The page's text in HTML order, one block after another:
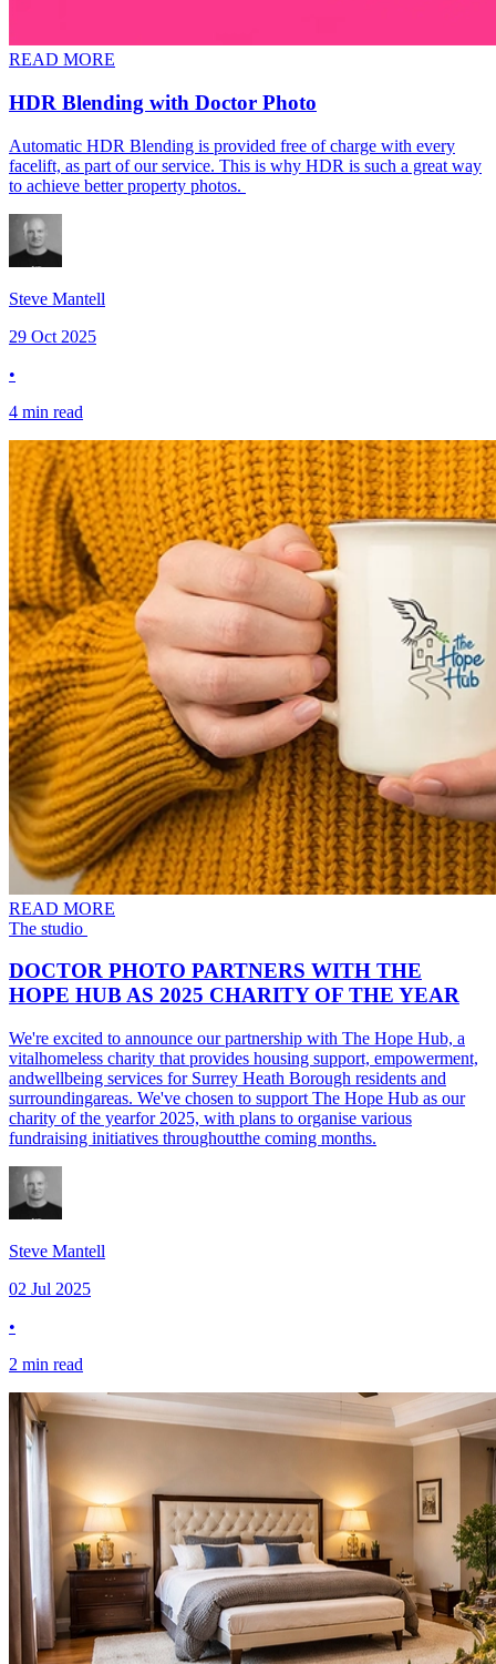
READ MORE
HDR Blending with Doctor Photo​​​​‌ ‍ ​‍​‍‌‍ ‌ ​‍‌‍‍‌‌‍‌ ‌‍‍‌‌‍ ‍​‍​‍​ ‍‍​‍​‍‌ ​ ‌‍​‌‌‍ ‍‌‍‍‌‌ ‌​‌ ‍‌​‍ ‍‌‍‍‌‌‍ ​‍​‍​‍ ​​‍​‍‌‍‍​‌ ​‍‌‍‌‌‌‍‌‍​‍​‍​ ‍‍​‍​‍​‍ ‌‍​‌‌‍‌​‌‍ ‌‌‍‍‌‌‍ ‍​‍ ‌‍‍‌‌‍ ‍‌ ‌​‌‍‌‌‌‍ ‍‌ ‌​​‍ ‌‍‌‌‌‍‌​‌‍‍‌‌ ‌​​‍ ‌‍ ‌‌‍ ‌‍‌​‌‍‌‌​ ‌‌ ​​‌ ​‍‌‍‌‌‌ ​ ‌‍‌‌‌‍ ‍‌ ‌​‌‍​‌‌ ‌​‌‍‍‌‌‍ ‌‍ ‍​ ‍ ‌‍‍‌‌‍‌​​ ‌‌‍​‌‌‍‌‌​ ‌ ‌‍​ ​ ​‍‌‍​ ‌‍​‍​ ​‍​‍ ‌​ ‌​​ ​​​ ‌‌‌‍‌‍​‍ ‌​ ‌​‌‍‌​‌‍​‍‌‍‌‍​‍ ‌​ ‍‌‌‍‌‌​ ​‌​ ​‌​‍ ‌‌‍​‍​ ​‍‌‍​‍‌‍‌‍​ ​‍​ ‌‍​ ‍‌‌‍‌‍‌‍‌​​ ‌‌​ ​​‌‍‌‍​ ‍ ‌ ‌​‌ ‍‌‌ ​​‌‍‌‌​ ‌‌ ​​‌‍ ‌ ​ ‌ ‌​​ ‍ ‌ ​​‌‍​‌‌ ‌​‌‍‍​​ ‌‌ ‌​‌‍‍‌‌ ‌​‌‍ ​‌‍‌‌​ ‌‍​‍‌‍​‌‌ ​ ‌‍‌‌‌‌‌‌‌ ​‍‌‍ ​​ ‌​‍‌‌​ ​‍‌​‌‍‌‍​‌‌‍‌​‌‍ ‌‌‍‍‌‌‍ ‍​‍‌‍‌‍‍‌‌‍‌​​ ‌‌‍​‌‌‍‌‌​ ‌ ‌‍​ ​ ​‍‌‍​ ‌‍​‍​ ​‍​‍ ‌​ ‌​​ ​​​ ‌‌‌‍‌‍​‍ ‌​ ‌​‌‍‌​‌‍​‍‌‍‌‍​‍ ‌​ ‍‌‌‍‌‌​ ​‌​ ​‌​‍ ‌‌‍​‍​ ​‍‌‍​‍‌‍‌‍​ ​‍​ ‌‍​ ‍‌‌‍‌‍‌‍‌​​ ‌‌​ ​​‌‍‌‍​‍‌‍‌ ‌​‌ ‍‌‌ ​​‌‍‌‌​ ‌‌ ​​‌‍ ‌ ​ ‌ ‌​​‍‌‍‌ ​​‌‍​‌‌ ‌​‌‍‍​​ ‌‌ ‌​‌‍‍‌‌ ‌​‌‍ ​‌‍‌‌​‍‌‍‌ ​​‌‍‌‌‌ ​‍‌ ​ ‌ ​​‌‍‌‌‌‍​ ‌ ‌​‌‍‍‌‌ ‌‍‌‍‌‌​ ‌‌ ​​‌ ‌‌‌‍​‍‌‍ ​‌‍‍‌‌ ​ ‌‍‍​‌‍‌‌‌‍‌​​‍​‍‌ ‌
Automatic HDR Blending is provided free of charge with every
facelift, as part of our service. This is why HDR is such a great way
to achieve better property photos. ​​​​‌ ‍ ​‍​‍‌‍ ‌ ​‍‌‍‍‌‌‍‌ ‌‍‍‌‌‍ ‍​‍​‍​ ‍‍​‍​‍‌ ​ ‌‍​‌‌‍ ‍‌‍‍‌‌ ‌​‌ ‍‌​‍ ‍‌‍‍‌‌‍ ​‍​‍​‍ ​​‍​‍‌‍‍​‌ ​‍‌‍‌‌‌‍‌‍​‍​‍​ ‍‍​‍​‍​‍ ‌‍​‌‌‍‌​‌‍ ‌‌‍‍‌‌‍ ‍​‍ ‌‍‍‌‌‍ ‍‌ ‌​‌‍‌‌‌‍ ‍‌ ‌​​‍ ‌‍‌‌‌‍‌​‌‍‍‌‌ ‌​​‍ ‌‍ ‌‌‍ ‌‍‌​‌‍‌‌​ ‌‌ ​​‌ ​‍‌‍‌‌‌ ​ ‌‍‌‌‌‍ ‍‌ ‌​‌‍​‌‌ ‌​‌‍‍‌‌‍ ‌‍ ‍​ ‍ ‌‍‍‌‌‍‌​​ ‌‌‍​‌‌‍‌‌​ ‌ ‌‍​ ​ ​‍‌‍​ ‌‍​‍​ ​‍​‍ ‌​ ‌​​ ​​​ ‌‌‌‍‌‍​‍ ‌​ ‌​‌‍‌​‌‍​‍‌‍‌‍​‍ ‌​ ‍‌‌‍‌‌​ ​‌​ ​‌​‍ ‌‌‍​‍​ ​‍‌‍​‍‌‍‌‍​ ​‍​ ‌‍​ ‍‌‌‍‌‍‌‍‌​​ ‌‌​ ​​‌‍‌‍​ ‍ ‌ ‌​‌ ‍‌‌ ​​‌‍‌‌​ ‌‌ ​​‌‍ ‌ ​ ‌ ‌​​ ‍ ‌ ​​‌‍​‌‌ ‌​‌‍‍​​ ‌‌‍‌‌‌ ‍​‌‍​ ‌‍‌‌‌ ​‍‌ ​​‌ ‌​​‍‌‌​ ‌‌‌​​‍‌‌ ‌‍‍ ‌‍‌‌‌ ‍‌​‍‌‌​ ​ ‌​‌​​‍‌‌​ ​ ‌​‌​​‍‌‌​ ​‍​ ​‍‌‍‌​‌‍‌‌‌‍​‍​ ‌‍​ ​‍​ ​‌‌‍‌‍​ ​‌​ ‌ ‌‍​ ​ ‍​‌‍​‍​‍‌‌​ ​‍​ ​‍​‍‌‌​ ‌‌‌​‌​​‍ ‍‌‍​ ‌‍‍​‌‍‍‌‌‍ ​‌‍‌​‌ ​‍‌‍‌‌‌‍ ‍​‍‌‌​ ‌‌‌​​‍‌‌ ‌‍‍ ‌‍‌‌‌ ‍‌​‍‌‌​ ​ ‌​‌​​‍‌‌​ ​ ‌​‌​​‍‌‌​ ​‍​ ​‍​ ‌‌​ ‌​​ ‌​​ ‌‍‌‍​‌​ ‌ ​ ‌ ​ ‍​​ ‍​‌‍‌​‌‍​‍​ ‌ ​‍‌‌​ ​‍​ ​‍​‍‌‌​ ‌‌‌​‌​​‍ ‍‌ ‌​‌‍‌‌‌ ‍​‌ ‌​​ ‌‍​‍‌‍​‌‌ ​ ‌‍‌‌‌‌‌‌‌ ​‍‌‍ ​​ ‌​‍‌‌​ ​‍‌​‌‍‌‍​‌‌‍‌​‌‍ ‌‌‍‍‌‌‍ ‍​‍‌‍‌‍‍‌‌‍‌​​ ‌‌‍​‌‌‍‌‌​ ‌ ‌‍​ ​ ​‍‌‍​ ‌‍​‍​ ​‍​‍ ‌​ ‌​​ ​​​ ‌‌‌‍‌‍​‍ ‌​ ‌​‌‍‌​‌‍​‍‌‍‌‍​‍ ‌​ ‍‌‌‍‌‌​ ​‌​ ​‌​‍ ‌‌‍​‍​ ​‍‌‍​‍‌‍‌‍​ ​‍​ ‌‍​ ‍‌‌‍‌‍‌‍‌​​ ‌‌​ ​​‌‍‌‍​‍‌‍‌ ‌​‌ ‍‌‌ ​​‌‍‌‌​ ‌‌ ​​‌‍ ‌ ​ ‌ ‌​​‍‌‍‌ ​​‌‍​‌‌ ‌​‌‍‍​​ ‌‌‍‌‌‌ ‍​‌‍​ ‌‍‌‌‌ ​‍‌ ​​‌ ‌​​‍‌‌​ ‌‌‌​​‍‌‌ ‌‍‍ ‌‍‌‌‌ ‍‌​‍‌‌​ ​ ‌​‌​​‍‌‌​ ​ ‌​‌​​‍‌‌​ ​‍​ ​‍‌‍‌​‌‍‌‌‌‍​‍​ ‌‍​ ​‍​ ​‌‌‍‌‍​ ​‌​ ‌ ‌‍​ ​ ‍​‌‍​‍​‍‌‌​ ​‍​ ​‍​‍‌‌​ ‌‌‌​‌​​‍ ‍‌‍​ ‌‍‍​‌‍‍‌‌‍ ​‌‍‌​‌ ​‍‌‍‌‌‌‍ ‍​‍‌‌​ ‌‌‌​​‍‌‌ ‌‍‍ ‌‍‌‌‌ ‍‌​‍‌‌​ ​ ‌​‌​​‍‌‌​ ​ ‌​‌​​‍‌‌​ ​‍​ ​‍​ ‌‌​ ‌​​ ‌​​ ‌‍‌‍​‌​ ‌ ​ ‌ ​ ‍​​ ‍​‌‍‌​‌‍​‍​ ‌ ​‍‌‌​ ​‍​ ​‍​‍‌‌​ ‌‌‌​‌​​‍ ‍‌ ‌​‌‍‌‌‌ ‍​‌ ‌​​‍‌‍‌ ​​‌‍‌‌‌ ​‍‌ ​ ‌ ​​‌‍‌‌‌‍​ ‌ ‌​‌‍‍‌‌ ‌‍‌‍‌‌​ ‌‌ ​​‌ ‌‌‌‍​‍‌‍ ​‌‍‍‌‌ ​ ‌‍‍​‌‍‌‌‌‍‌​​‍​‍‌ ‌
Steve Mantell​​​​‌ ‍ ​‍​‍‌‍ ‌ ​‍‌‍‍‌‌‍‌ ‌‍‍‌‌‍ ‍​‍​‍​ ‍‍​‍​‍‌ ​ ‌‍​‌‌‍ ‍‌‍‍‌‌ ‌​‌ ‍‌​‍ ‍‌‍‍‌‌‍ ​‍​‍​‍ ​​‍​‍‌‍‍​‌ ​‍‌‍‌‌‌‍‌‍​‍​‍​ ‍‍​‍​‍​‍ ‌‍​‌‌‍‌​‌‍ ‌‌‍‍‌‌‍ ‍​‍ ‌‍‍‌‌‍ ‍‌ ‌​‌‍‌‌‌‍ ‍‌ ‌​​‍ ‌‍‌‌‌‍‌​‌‍‍‌‌ ‌​​‍ ‌‍ ‌‌‍ ‌‍‌​‌‍‌‌​ ‌‌ ​​‌ ​‍‌‍‌‌‌ ​ ‌‍‌‌‌‍ ‍‌ ‌​‌‍​‌‌ ‌​‌‍‍‌‌‍ ‌‍ ‍​ ‍ ‌‍‍‌‌‍‌​​ ‌‌‍‌​‌‍‌‍​ ‍​​ ‍‌​ ​​​ ​‍​ ‌​​ ​‍​‍ ‌​ ​ ​ ‌‍​ ​‌​ ​‌​‍ ‌​ ‌​​ ‌‌​ ​ ​ ‌ ​‍ ‌​ ‍​‌‍‌‌​ ‌‌‌‍​‍​‍ ‌‌‍​ ​ ‌ ​ ‌‌‌‍‌‍‌‍​‍​ ‌‍‌‍‌‍‌‍‌​‌‍‌‍‌‍‌‍‌‍​‌​ ‍‌​ ‍ ‌ ‌​‌ ‍‌‌ ​​‌‍‌‌​ ‌‌‍​‌‌ ‌‌‌ ‌​‌‍‍​‌‍ ‌ ​‍​ ‍ ‌ ​​‌‍​‌‌ ‌​‌‍‍​​ ‌‌‍ ‍‌‍​‌‌‍ ‌‌‍‌‌​ ‌‍​‍‌‍​‌‌ ​ ‌‍‌‌‌‌‌‌‌ ​‍‌‍ ​​ ‌​‍‌‌​ ​‍‌​‌‍‌‍​‌‌‍‌​‌‍ ‌‌‍‍‌‌‍ ‍​‍‌‍‌‍‍‌‌‍‌​​ ‌‌‍‌​‌‍‌‍​ ‍​​ ‍‌​ ​​​ ​‍​ ‌​​ ​‍​‍ ‌​ ​ ​ ‌‍​ ​‌​ ​‌​‍ ‌​ ‌​​ ‌‌​ ​ ​ ‌ ​‍ ‌​ ‍​‌‍‌‌​ ‌‌‌‍​‍​‍ ‌‌‍​ ​ ‌ ​ ‌‌‌‍‌‍‌‍​‍​ ‌‍‌‍‌‍‌‍‌​‌‍‌‍‌‍‌‍‌‍​‌​ ‍‌​‍‌‍‌ ‌​‌ ‍‌‌ ​​‌‍‌‌​ ‌‌‍​‌‌ ‌‌‌ ‌​‌‍‍​‌‍ ‌ ​‍​‍‌‍‌ ​​‌‍​‌‌ ‌​‌‍‍​​ ‌‌‍ ‍‌‍​‌‌‍ ‌‌‍‌‌​‍‌‍‌ ​​‌‍‌‌‌ ​‍‌ ​ ‌ ​​‌‍‌‌‌‍​ ‌ ‌​‌‍‍‌‌ ‌‍‌‍‌‌​ ‌‌ ​​‌ ‌‌‌‍​‍‌‍ ​‌‍‍‌‌ ​ ‌‍‍​‌‍‌‌‌‍‌​​‍​‍‌ ‌
29 Oct 2025
•
4 min read
READ MORE
The studio ​​​​‌ ‍ ​‍​‍‌‍ ‌ ​‍‌‍‍‌‌‍‌ ‌‍‍‌‌‍ ‍​‍​‍​ ‍‍​‍​‍‌ ​ ‌‍​‌‌‍ ‍‌‍‍‌‌ ‌​‌ ‍‌​‍ ‍‌‍‍‌‌‍ ​‍​‍​‍ ​​‍​‍‌‍‍​‌ ​‍‌‍‌‌‌‍‌‍​‍​‍​ ‍‍​‍​‍​‍ ‌‍​‌‌‍‌​‌‍ ‌‌‍‍‌‌‍ ‍​‍ ‌‍‍‌‌‍ ‍‌ ‌​‌‍‌‌‌‍ ‍‌ ‌​​‍ ‌‍‌‌‌‍‌​‌‍‍‌‌ ‌​​‍ ‌‍ ‌‌‍ ‌‍‌​‌‍‌‌​ ‌‌ ​​‌ ​‍‌‍‌‌‌ ​ ‌‍‌‌‌‍ ‍‌ ‌​‌‍​‌‌ ‌​‌‍‍‌‌‍ ‌‍ ‍​ ‍ ‌‍‍‌‌‍‌​​ ‌​ ‌​‌‍​‍​ ​ ​ ‌‌​ ‍‌‌‍‌‍‌‍​‌​ ​‍​‍ ‌​ ‌ ​ ‍‌​ ‌‌‌‍‌‌​‍ ‌​ ‌​‌‍‌‍​ ​​​ ​‍​‍ ‌​ ‍‌‌‍‌‍​ ‍‌‌‍‌‍​‍ ‌​ ‍​​ ‍‌​ ‌ ​ ​‍​ ‌‍​ ‌‍​ ‍‌​ ​‍​ ‍‌​ ​​‌‍​ ​ ‍‌​ ‍ ‌ ‌​‌ ‍‌‌ ​​‌‍‌‌​ ‌‌ ​​‌‍ ‌ ​ ‌ ‌​‌​​ ‌‍​‌‌ ‌​‌‍‌‌‌‍‌ ‌‍ ‌ ​‍‌ ‍‌​ ‍ ‌ ​​‌‍​‌‌ ‌​‌‍‍​​ ‌‌ ‌​‌‍‍‌‌ ‌​‌‍ ​‌‍‌‌​ ‌‍​‍‌‍​‌‌ ​ ‌‍‌‌‌‌‌‌‌ ​‍‌‍ ​​ ‌​‍‌‌​ ​‍‌​‌‍‌‍​‌‌‍‌​‌‍ ‌‌‍‍‌‌‍ ‍​‍‌‍‌‍‍‌‌‍‌​​ ‌​ ‌​‌‍​‍​ ​ ​ ‌‌​ ‍‌‌‍‌‍‌‍​‌​ ​‍​‍ ‌​ ‌ ​ ‍‌​ ‌‌‌‍‌‌​‍ ‌​ ‌​‌‍‌‍​ ​​​ ​‍​‍ ‌​ ‍‌‌‍‌‍​ ‍‌‌‍‌‍​‍ ‌​ ‍​​ ‍‌​ ‌ ​ ​‍​ ‌‍​ ‌‍​ ‍‌​ ​‍​ ‍‌​ ​​‌‍​ ​ ‍‌​‍‌‍‌ ‌​‌ ‍‌‌ ​​‌‍‌‌​ ‌‌ ​​‌‍ ‌ ​ ‌ ‌​‌​​ ‌‍​‌‌ ‌​‌‍‌‌‌‍‌ ‌‍ ‌ ​‍‌ ‍‌​‍‌‍‌ ​​‌‍​‌‌ ‌​‌‍‍​​ ‌‌ ‌​‌‍‍‌‌ ‌​‌‍ ​‌‍‌‌​‍​‍‌ ‌
DOCTOR PHOTO PARTNERS WITH THE
HOPE HUB AS 2025 CHARITY OF THE YEAR​​​​‌ ‍ ​‍​‍‌‍ ‌ ​‍‌‍‍‌‌‍‌ ‌‍‍‌‌‍ ‍​‍​‍​ ‍‍​‍​‍‌ ​ ‌‍​‌‌‍ ‍‌‍‍‌‌ ‌​‌ ‍‌​‍ ‍‌‍‍‌‌‍ ​‍​‍​‍ ​​‍​‍‌‍‍​‌ ​‍‌‍‌‌‌‍‌‍​‍​‍​ ‍‍​‍​‍​‍ ‌‍​‌‌‍‌​‌‍ ‌‌‍‍‌‌‍ ‍​‍ ‌‍‍‌‌‍ ‍‌ ‌​‌‍‌‌‌‍ ‍‌ ‌​​‍ ‌‍‌‌‌‍‌​‌‍‍‌‌ ‌​​‍ ‌‍ ‌‌‍ ‌‍‌​‌‍‌‌​ ‌‌ ​​‌ ​‍‌‍‌‌‌ ​ ‌‍‌‌‌‍ ‍‌ ‌​‌‍​‌‌ ‌​‌‍‍‌‌‍ ‌‍ ‍​ ‍ ‌‍‍‌‌‍‌​​ ‌‌‍​ ​ ​ ​ ‍‌​ ‍​‌‍‌‌​ ​​‌‍‌‍​ ​ ​‍ ‌​ ​‌‌‍​ ​ ‍​‌‍‌‌​‍ ‌​ ‌​‌‍​ ​ ‍​​ ​‌​‍ ‌​ ‍‌‌‍​‍‌‍‌​‌‍‌‌​‍ ‌​ ‌​​ ‍‌‌‍​ ‌‍‌‍​ ​‍​ ‌ ​ ‍​‌‍​‌​ ​​​ ‌ ‌‍‌‌​ ‌‍​ ‍ ‌ ‌​‌ ‍‌‌ ​​‌‍‌‌​ ‌‌ ​​‌‍ ‌ ​ ‌ ‌​​ ‍ ‌ ​​‌‍​‌‌ ‌​‌‍‍​​ ‌‌ ‌​‌‍‍‌‌ ‌​‌‍ ​‌‍‌‌​ ‌‍​‍‌‍​‌‌ ​ ‌‍‌‌‌‌‌‌‌ ​‍‌‍ ​​ ‌​‍‌‌​ ​‍‌​‌‍‌‍​‌‌‍‌​‌‍ ‌‌‍‍‌‌‍ ‍​‍‌‍‌‍‍‌‌‍‌​​ ‌‌‍​ ​ ​ ​ ‍‌​ ‍​‌‍‌‌​ ​​‌‍‌‍​ ​ ​‍ ‌​ ​‌‌‍​ ​ ‍​‌‍‌‌​‍ ‌​ ‌​‌‍​ ​ ‍​​ ​‌​‍ ‌​ ‍‌‌‍​‍‌‍‌​‌‍‌‌​‍ ‌​ ‌​​ ‍‌‌‍​ ‌‍‌‍​ ​‍​ ‌ ​ ‍​‌‍​‌​ ​​​ ‌ ‌‍‌‌​ ‌‍​‍‌‍‌ ‌​‌ ‍‌‌ ​​‌‍‌‌​ ‌‌ ​​‌‍ ‌ ​ ‌ ‌​​‍‌‍‌ ​​‌‍​‌‌ ‌​‌‍‍​​ ‌‌ ‌​‌‍‍‌‌ ‌​‌‍ ​‌‍‌‌​‍‌‍‌ ​​‌‍‌‌‌ ​‍‌ ​ ‌ ​​‌‍‌‌‌‍​ ‌ ‌​‌‍‍‌‌ ‌‍‌‍‌‌​ ‌‌ ​​‌ ‌‌‌‍​‍‌‍ ​‌‍‍‌‌ ​ ‌‍‍​‌‍‌‌‌‍‌​​‍​‍‌ ‌
We're excited to announce our partnership with The Hope Hub, a
vital​​​​‌ ‍ ​‍​‍‌‍ ‌ ​‍‌‍‍‌‌‍‌ ‌‍‍‌‌‍ ‍​‍​‍​ ‍‍​‍​‍‌ ​ ‌‍​‌‌‍ ‍‌‍‍‌‌ ‌​‌ ‍‌​‍ ‍‌‍‍‌‌‍ ​‍​‍​‍ ​​‍​‍‌‍‍​‌ ​‍‌‍‌‌‌‍‌‍​‍​‍​ ‍‍​‍​‍​‍ ‌‍​‌‌‍‌​‌‍ ‌‌‍‍‌‌‍ ‍​‍ ‌‍‍‌‌‍ ‍‌ ‌​‌‍‌‌‌‍ ‍‌ ‌​​‍ ‌‍‌‌‌‍‌​‌‍‍‌‌ ‌​​‍ ‌‍ ‌‌‍ ‌‍‌​‌‍‌‌​ ‌‌ ​​‌ ​‍‌‍‌‌‌ ​ ‌‍‌‌‌‍ ‍‌ ‌​‌‍​‌‌ ‌​‌‍‍‌‌‍ ‌‍ ‍​ ‍ ‌‍‍‌‌‍‌​​ ‌‌‍​ ​ ​ ​ ‍‌​ ‍​‌‍‌‌​ ​​‌‍‌‍​ ​ ​‍ ‌​ ​‌‌‍​ ​ ‍​‌‍‌‌​‍ ‌​ ‌​‌‍​ ​ ‍​​ ​‌​‍ ‌​ ‍‌‌‍​‍‌‍‌​‌‍‌‌​‍ ‌​ ‌​​ ‍‌‌‍​ ‌‍‌‍​ ​‍​ ‌ ​ ‍​‌‍​‌​ ​​​ ‌ ‌‍‌‌​ ‌‍​ ‍ ‌ ‌​‌ ‍‌‌ ​​‌‍‌‌​ ‌‌ ​​‌‍ ‌ ​ ‌ ‌​​ ‍ ‌ ​​‌‍​‌‌ ‌​‌‍‍​​ ‌‌‍‌‌‌ ‍​‌‍​ ‌‍‌‌‌ ​‍‌ ​​‌ ‌​​‍‌‌​ ‌‌‌​​‍‌‌ ‌‍‍ ‌‍‌‌‌ ‍‌​‍‌‌​ ​ ‌​‌​​‍‌‌​ ​ ‌​‌​​‍‌‌​ ​‍​ ​‍​ ‌‍​ ‌ ‌‍​ ​ ‌ ​ ‍​​ ‌ ​ ‌‌‌‍‌‌​ ‍‌​ ​​​ ‌‍​ ​ ​‍‌‌​ ​‍​ ​‍​‍‌‌​ ‌‌‌​‌​​‍ ‍‌‍​ ‌‍‍​‌‍‍‌‌‍ ​‌‍‌​‌ ​‍‌‍‌‌‌‍ ‍​‍‌‌​ ‌‌‌​​‍‌‌ ‌‍‍ ‌‍‌‌‌ ‍‌​‍‌‌​ ​ ‌​‌​​‍‌‌​ ​ ‌​‌​​‍‌‌​ ​‍​ ​‍​ ​‌‌‍‌​‌‍​‌​ ​‌​ ​‌​ ​‍‌‍​‍​ ‌‌​ ‍​​ ‍​​ ‌‍​ ‌​​‍‌‌​ ​‍​ ​‍​‍‌‌​ ‌‌‌​‌​​‍ ‍‌ ‌​‌‍‌‌‌ ‍​‌ ‌​​ ‌‍​‍‌‍​‌‌ ​ ‌‍‌‌‌‌‌‌‌ ​‍‌‍ ​​ ‌​‍‌‌​ ​‍‌​‌‍‌‍​‌‌‍‌​‌‍ ‌‌‍‍‌‌‍ ‍​‍‌‍‌‍‍‌‌‍‌​​ ‌‌‍​ ​ ​ ​ ‍‌​ ‍​‌‍‌‌​ ​​‌‍‌‍​ ​ ​‍ ‌​ ​‌‌‍​ ​ ‍​‌‍‌‌​‍ ‌​ ‌​‌‍​ ​ ‍​​ ​‌​‍ ‌​ ‍‌‌‍​‍‌‍‌​‌‍‌‌​‍ ‌​ ‌​​ ‍‌‌‍​ ‌‍‌‍​ ​‍​ ‌ ​ ‍​‌‍​‌​ ​​​ ‌ ‌‍‌‌​ ‌‍​‍‌‍‌ ‌​‌ ‍‌‌ ​​‌‍‌‌​ ‌‌ ​​‌‍ ‌ ​ ‌ ‌​​‍‌‍‌ ​​‌‍​‌‌ ‌​‌‍‍​​ ‌‌‍‌‌‌ ‍​‌‍​ ‌‍‌‌‌ ​‍‌ ​​‌ ‌​​‍‌‌​ ‌‌‌​​‍‌‌ ‌‍‍ ‌‍‌‌‌ ‍‌​‍‌‌​ ​ ‌​‌​​‍‌‌​ ​ ‌​‌​​‍‌‌​ ​‍​ ​‍​ ‌‍​ ‌ ‌‍​ ​ ‌ ​ ‍​​ ‌ ​ ‌‌‌‍‌‌​ ‍‌​ ​​​ ‌‍​ ​ ​‍‌‌​ ​‍​ ​‍​‍‌‌​ ‌‌‌​‌​​‍ ‍‌‍​ ‌‍‍​‌‍‍‌‌‍ ​‌‍‌​‌ ​‍‌‍‌‌‌‍ ‍​‍‌‌​ ‌‌‌​​‍‌‌ ‌‍‍ ‌‍‌‌‌ ‍‌​‍‌‌​ ​ ‌​‌​​‍‌‌​ ​ ‌​‌​​‍‌‌​ ​‍​ ​‍​ ​‌‌‍‌​‌‍​‌​ ​‌​ ​‌​ ​‍‌‍​‍​ ‌‌​ ‍​​ ‍​​ ‌‍​ ‌​​‍‌‌​ ​‍​ ​‍​‍‌‌​ ‌‌‌​‌​​‍ ‍‌ ‌​‌‍‌‌‌ ‍​‌ ‌​​‍‌‍‌ ​​‌‍‌‌‌ ​‍‌ ​ ‌ ​​‌‍‌‌‌‍​ ‌ ‌​‌‍‍‌‌ ‌‍‌‍‌‌​ ‌‌ ​​‌ ‌‌‌‍​‍‌‍ ​‌‍‍‌‌ ​ ‌‍‍​‌‍‌‌‌‍‌​​‍​‍‌ ‌homeless charity that provides housing support, empowerment,
and​​​​‌ ‍ ​‍​‍‌‍ ‌ ​‍‌‍‍‌‌‍‌ ‌‍‍‌‌‍ ‍​‍​‍​ ‍‍​‍​‍‌ ​ ‌‍​‌‌‍ ‍‌‍‍‌‌ ‌​‌ ‍‌​‍ ‍‌‍‍‌‌‍ ​‍​‍​‍ ​​‍​‍‌‍‍​‌ ​‍‌‍‌‌‌‍‌‍​‍​‍​ ‍‍​‍​‍​‍ ‌‍​‌‌‍‌​‌‍ ‌‌‍‍‌‌‍ ‍​‍ ‌‍‍‌‌‍ ‍‌ ‌​‌‍‌‌‌‍ ‍‌ ‌​​‍ ‌‍‌‌‌‍‌​‌‍‍‌‌ ‌​​‍ ‌‍ ‌‌‍ ‌‍‌​‌‍‌‌​ ‌‌ ​​‌ ​‍‌‍‌‌‌ ​ ‌‍‌‌‌‍ ‍‌ ‌​‌‍​‌‌ ‌​‌‍‍‌‌‍ ‌‍ ‍​ ‍ ‌‍‍‌‌‍‌​​ ‌‌‍​ ​ ​ ​ ‍‌​ ‍​‌‍‌‌​ ​​‌‍‌‍​ ​ ​‍ ‌​ ​‌‌‍​ ​ ‍​‌‍‌‌​‍ ‌​ ‌​‌‍​ ​ ‍​​ ​‌​‍ ‌​ ‍‌‌‍​‍‌‍‌​‌‍‌‌​‍ ‌​ ‌​​ ‍‌‌‍​ ‌‍‌‍​ ​‍​ ‌ ​ ‍​‌‍​‌​ ​​​ ‌ ‌‍‌‌​ ‌‍​ ‍ ‌ ‌​‌ ‍‌‌ ​​‌‍‌‌​ ‌‌ ​​‌‍ ‌ ​ ‌ ‌​​ ‍ ‌ ​​‌‍​‌‌ ‌​‌‍‍​​ ‌‌‍‌‌‌ ‍​‌‍​ ‌‍‌‌‌ ​‍‌ ​​‌ ‌​​‍‌‌​ ‌‌‌​​‍‌‌ ‌‍‍ ‌‍‌‌‌ ‍‌​‍‌‌​ ​ ‌​‌​​‍‌‌​ ​ ‌​‌​​‍‌‌​ ​‍​ ​‍‌‍​‍​ ‌‌​ ‍‌​ ‌‍​ ‌‌​ ‌‍​ ​​​ ​​​ ‌​​ ​‌​ ​‍‌‍‌​​‍‌‌​ ​‍​ ​‍​‍‌‌​ ‌‌‌​‌​​‍ ‍‌‍​ ‌‍‍​‌‍‍‌‌‍ ​‌‍‌​‌ ​‍‌‍‌‌‌‍ ‍​‍‌‌​ ‌‌‌​​‍‌‌ ‌‍‍ ‌‍‌‌‌ ‍‌​‍‌‌​ ​ ‌​‌​​‍‌‌​ ​ ‌​‌​​‍‌‌​ ​‍​ ​‍​ ​​​ ‌‌​ ‌​​ ‌ ‌‍‌​​ ‌‍​ ‌​​ ‌ ​ ‍‌‌‍‌‌​ ‌​‌‍​‌​‍‌‌​ ​‍​ ​‍​‍‌‌​ ‌‌‌​‌​​‍ ‍‌ ‌​‌‍‌‌‌ ‍​‌ ‌​​ ‌‍​‍‌‍​‌‌ ​ ‌‍‌‌‌‌‌‌‌ ​‍‌‍ ​​ ‌​‍‌‌​ ​‍‌​‌‍‌‍​‌‌‍‌​‌‍ ‌‌‍‍‌‌‍ ‍​‍‌‍‌‍‍‌‌‍‌​​ ‌‌‍​ ​ ​ ​ ‍‌​ ‍​‌‍‌‌​ ​​‌‍‌‍​ ​ ​‍ ‌​ ​‌‌‍​ ​ ‍​‌‍‌‌​‍ ‌​ ‌​‌‍​ ​ ‍​​ ​‌​‍ ‌​ ‍‌‌‍​‍‌‍‌​‌‍‌‌​‍ ‌​ ‌​​ ‍‌‌‍​ ‌‍‌‍​ ​‍​ ‌ ​ ‍​‌‍​‌​ ​​​ ‌ ‌‍‌‌​ ‌‍​‍‌‍‌ ‌​‌ ‍‌‌ ​​‌‍‌‌​ ‌‌ ​​‌‍ ‌ ​ ‌ ‌​​‍‌‍‌ ​​‌‍​‌‌ ‌​‌‍‍​​ ‌‌‍‌‌‌ ‍​‌‍​ ‌‍‌‌‌ ​‍‌ ​​‌ ‌​​‍‌‌​ ‌‌‌​​‍‌‌ ‌‍‍ ‌‍‌‌‌ ‍‌​‍‌‌​ ​ ‌​‌​​‍‌‌​ ​ ‌​‌​​‍‌‌​ ​‍​ ​‍‌‍​‍​ ‌‌​ ‍‌​ ‌‍​ ‌‌​ ‌‍​ ​​​ ​​​ ‌​​ ​‌​ ​‍‌‍‌​​‍‌‌​ ​‍​ ​‍​‍‌‌​ ‌‌‌​‌​​‍ ‍‌‍​ ‌‍‍​‌‍‍‌‌‍ ​‌‍‌​‌ ​‍‌‍‌‌‌‍ ‍​‍‌‌​ ‌‌‌​​‍‌‌ ‌‍‍ ‌‍‌‌‌ ‍‌​‍‌‌​ ​ ‌​‌​​‍‌‌​ ​ ‌​‌​​‍‌‌​ ​‍​ ​‍​ ​​​ ‌‌​ ‌​​ ‌ ‌‍‌​​ ‌‍​ ‌​​ ‌ ​ ‍‌‌‍‌‌​ ‌​‌‍​‌​‍‌‌​ ​‍​ ​‍​‍‌‌​ ‌‌‌​‌​​‍ ‍‌ ‌​‌‍‌‌‌ ‍​‌ ‌​​‍‌‍‌ ​​‌‍‌‌‌ ​‍‌ ​ ‌ ​​‌‍‌‌‌‍​ ‌ ‌​‌‍‍‌‌ ‌‍‌‍‌‌​ ‌‌ ​​‌ ‌‌‌‍​‍‌‍ ​‌‍‍‌‌ ​ ‌‍‍​‌‍‌‌‌‍‌​​‍​‍‌ ‌wellbeing services for Surrey Heath Borough residents and
surrounding​​​​‌ ‍ ​‍​‍‌‍ ‌ ​‍‌‍‍‌‌‍‌ ‌‍‍‌‌‍ ‍​‍​‍​ ‍‍​‍​‍‌ ​ ‌‍​‌‌‍ ‍‌‍‍‌‌ ‌​‌ ‍‌​‍ ‍‌‍‍‌‌‍ ​‍​‍​‍ ​​‍​‍‌‍‍​‌ ​‍‌‍‌‌‌‍‌‍​‍​‍​ ‍‍​‍​‍​‍ ‌‍​‌‌‍‌​‌‍ ‌‌‍‍‌‌‍ ‍​‍ ‌‍‍‌‌‍ ‍‌ ‌​‌‍‌‌‌‍ ‍‌ ‌​​‍ ‌‍‌‌‌‍‌​‌‍‍‌‌ ‌​​‍ ‌‍ ‌‌‍ ‌‍‌​‌‍‌‌​ ‌‌ ​​‌ ​‍‌‍‌‌‌ ​ ‌‍‌‌‌‍ ‍‌ ‌​‌‍​‌‌ ‌​‌‍‍‌‌‍ ‌‍ ‍​ ‍ ‌‍‍‌‌‍‌​​ ‌‌‍​ ​ ​ ​ ‍‌​ ‍​‌‍‌‌​ ​​‌‍‌‍​ ​ ​‍ ‌​ ​‌‌‍​ ​ ‍​‌‍‌‌​‍ ‌​ ‌​‌‍​ ​ ‍​​ ​‌​‍ ‌​ ‍‌‌‍​‍‌‍‌​‌‍‌‌​‍ ‌​ ‌​​ ‍‌‌‍​ ‌‍‌‍​ ​‍​ ‌ ​ ‍​‌‍​‌​ ​​​ ‌ ‌‍‌‌​ ‌‍​ ‍ ‌ ‌​‌ ‍‌‌ ​​‌‍‌‌​ ‌‌ ​​‌‍ ‌ ​ ‌ ‌​​ ‍ ‌ ​​‌‍​‌‌ ‌​‌‍‍​​ ‌‌‍‌‌‌ ‍​‌‍​ ‌‍‌‌‌ ​‍‌ ​​‌ ‌​​‍‌‌​ ‌‌‌​​‍‌‌ ‌‍‍ ‌‍‌‌‌ ‍‌​‍‌‌​ ​ ‌​‌​​‍‌‌​ ​ ‌​‌​​‍‌‌​ ​‍​ ​‍‌‍‌​​ ‍​​ ‌ ​ ​​‌‍‌‌​ ​‍‌‍​‍​ ​​​ ‌‍​ ‌​‌‍‌‍​ ‍​​‍‌‌​ ​‍​ ​‍​‍‌‌​ ‌‌‌​‌​​‍ ‍‌‍​ ‌‍‍​‌‍‍‌‌‍ ​‌‍‌​‌ ​‍‌‍‌‌‌‍ ‍​‍‌‌​ ‌‌‌​​‍‌‌ ‌‍‍ ‌‍‌‌‌ ‍‌​‍‌‌​ ​ ‌​‌​​‍‌‌​ ​ ‌​‌​​‍‌‌​ ​‍​ ​‍‌‍‌‌‌‍​‍​ ​ ​ ​‌​ ‌​‌‍​ ​ ‍‌‌‍‌‌​ ​‌‌‍​‌‌‍‌​​ ‍‌​‍‌‌​ ​‍​ ​‍​‍‌‌​ ‌‌‌​‌​​‍ ‍‌ ‌​‌‍‌‌‌ ‍​‌ ‌​​ ‌‍​‍‌‍​‌‌ ​ ‌‍‌‌‌‌‌‌‌ ​‍‌‍ ​​ ‌​‍‌‌​ ​‍‌​‌‍‌‍​‌‌‍‌​‌‍ ‌‌‍‍‌‌‍ ‍​‍‌‍‌‍‍‌‌‍‌​​ ‌‌‍​ ​ ​ ​ ‍‌​ ‍​‌‍‌‌​ ​​‌‍‌‍​ ​ ​‍ ‌​ ​‌‌‍​ ​ ‍​‌‍‌‌​‍ ‌​ ‌​‌‍​ ​ ‍​​ ​‌​‍ ‌​ ‍‌‌‍​‍‌‍‌​‌‍‌‌​‍ ‌​ ‌​​ ‍‌‌‍​ ‌‍‌‍​ ​‍​ ‌ ​ ‍​‌‍​‌​ ​​​ ‌ ‌‍‌‌​ ‌‍​‍‌‍‌ ‌​‌ ‍‌‌ ​​‌‍‌‌​ ‌‌ ​​‌‍ ‌ ​ ‌ ‌​​‍‌‍‌ ​​‌‍​‌‌ ‌​‌‍‍​​ ‌‌‍‌‌‌ ‍​‌‍​ ‌‍‌‌‌ ​‍‌ ​​‌ ‌​​‍‌‌​ ‌‌‌​​‍‌‌ ‌‍‍ ‌‍‌‌‌ ‍‌​‍‌‌​ ​ ‌​‌​​‍‌‌​ ​ ‌​‌​​‍‌‌​ ​‍​ ​‍‌‍‌​​ ‍​​ ‌ ​ ​​‌‍‌‌​ ​‍‌‍​‍​ ​​​ ‌‍​ ‌​‌‍‌‍​ ‍​​‍‌‌​ ​‍​ ​‍​‍‌‌​ ‌‌‌​‌​​‍ ‍‌‍​ ‌‍‍​‌‍‍‌‌‍ ​‌‍‌​‌ ​‍‌‍‌‌‌‍ ‍​‍‌‌​ ‌‌‌​​‍‌‌ ‌‍‍ ‌‍‌‌‌ ‍‌​‍‌‌​ ​ ‌​‌​​‍‌‌​ ​ ‌​‌​​‍‌‌​ ​‍​ ​‍‌‍‌‌‌‍​‍​ ​ ​ ​‌​ ‌​‌‍​ ​ ‍‌‌‍‌‌​ ​‌‌‍​‌‌‍‌​​ ‍‌​‍‌‌​ ​‍​ ​‍​‍‌‌​ ‌‌‌​‌​​‍ ‍‌ ‌​‌‍‌‌‌ ‍​‌ ‌​​‍‌‍‌ ​​‌‍‌‌‌ ​‍‌ ​ ‌ ​​‌‍‌‌‌‍​ ‌ ‌​‌‍‍‌‌ ‌‍‌‍‌‌​ ‌‌ ​​‌ ‌‌‌‍​‍‌‍ ​‌‍‍‌‌ ​ ‌‍‍​‌‍‌‌‌‍‌​​‍​‍‌ ‌areas. We've chosen to support The Hope Hub as our
charity of the year​​​​‌ ‍ ​‍​‍‌‍ ‌ ​‍‌‍‍‌‌‍‌ ‌‍‍‌‌‍ ‍​‍​‍​ ‍‍​‍​‍‌ ​ ‌‍​‌‌‍ ‍‌‍‍‌‌ ‌​‌ ‍‌​‍ ‍‌‍‍‌‌‍ ​‍​‍​‍ ​​‍​‍‌‍‍​‌ ​‍‌‍‌‌‌‍‌‍​‍​‍​ ‍‍​‍​‍​‍ ‌‍​‌‌‍‌​‌‍ ‌‌‍‍‌‌‍ ‍​‍ ‌‍‍‌‌‍ ‍‌ ‌​‌‍‌‌‌‍ ‍‌ ‌​​‍ ‌‍‌‌‌‍‌​‌‍‍‌‌ ‌​​‍ ‌‍ ‌‌‍ ‌‍‌​‌‍‌‌​ ‌‌ ​​‌ ​‍‌‍‌‌‌ ​ ‌‍‌‌‌‍ ‍‌ ‌​‌‍​‌‌ ‌​‌‍‍‌‌‍ ‌‍ ‍​ ‍ ‌‍‍‌‌‍‌​​ ‌‌‍​ ​ ​ ​ ‍‌​ ‍​‌‍‌‌​ ​​‌‍‌‍​ ​ ​‍ ‌​ ​‌‌‍​ ​ ‍​‌‍‌‌​‍ ‌​ ‌​‌‍​ ​ ‍​​ ​‌​‍ ‌​ ‍‌‌‍​‍‌‍‌​‌‍‌‌​‍ ‌​ ‌​​ ‍‌‌‍​ ‌‍‌‍​ ​‍​ ‌ ​ ‍​‌‍​‌​ ​​​ ‌ ‌‍‌‌​ ‌‍​ ‍ ‌ ‌​‌ ‍‌‌ ​​‌‍‌‌​ ‌‌ ​​‌‍ ‌ ​ ‌ ‌​​ ‍ ‌ ​​‌‍​‌‌ ‌​‌‍‍​​ ‌‌‍‌‌‌ ‍​‌‍​ ‌‍‌‌‌ ​‍‌ ​​‌ ‌​​‍‌‌​ ‌‌‌​​‍‌‌ ‌‍‍ ‌‍‌‌‌ ‍‌​‍‌‌​ ​ ‌​‌​​‍‌‌​ ​ ‌​‌​​‍‌‌​ ​‍​ ​‍​ ‍​‌‍​‌​ ‍‌​ ​‌‌‍​‍‌‍​‍​ ‌‍‌‍​ ​ ​‌​ ‌‌​ ‍​​ ‌​​‍‌‌​ ​‍​ ​‍​‍‌‌​ ‌‌‌​‌​​‍ ‍‌‍​ ‌‍‍​‌‍‍‌‌‍ ​‌‍‌​‌ ​‍‌‍‌‌‌‍ ‍​‍‌‌​ ‌‌‌​​‍‌‌ ‌‍‍ ‌‍‌‌‌ ‍‌​‍‌‌​ ​ ‌​‌​​‍‌‌​ ​ ‌​‌​​‍‌‌​ ​‍​ ​‍‌‍​‌‌‍​‌‌‍​‍‌‍​ ​ ‌‍‌‍‌‌​ ​​​ ‍​‌‍‌‍‌‍‌‌‌‍​ ‌‍​‌​‍‌‌​ ​‍​ ​‍​‍‌‌​ ‌‌‌​‌​​‍ ‍‌ ‌​‌‍‌‌‌ ‍​‌ ‌​​ ‌‍​‍‌‍​‌‌ ​ ‌‍‌‌‌‌‌‌‌ ​‍‌‍ ​​ ‌​‍‌‌​ ​‍‌​‌‍‌‍​‌‌‍‌​‌‍ ‌‌‍‍‌‌‍ ‍​‍‌‍‌‍‍‌‌‍‌​​ ‌‌‍​ ​ ​ ​ ‍‌​ ‍​‌‍‌‌​ ​​‌‍‌‍​ ​ ​‍ ‌​ ​‌‌‍​ ​ ‍​‌‍‌‌​‍ ‌​ ‌​‌‍​ ​ ‍​​ ​‌​‍ ‌​ ‍‌‌‍​‍‌‍‌​‌‍‌‌​‍ ‌​ ‌​​ ‍‌‌‍​ ‌‍‌‍​ ​‍​ ‌ ​ ‍​‌‍​‌​ ​​​ ‌ ‌‍‌‌​ ‌‍​‍‌‍‌ ‌​‌ ‍‌‌ ​​‌‍‌‌​ ‌‌ ​​‌‍ ‌ ​ ‌ ‌​​‍‌‍‌ ​​‌‍​‌‌ ‌​‌‍‍​​ ‌‌‍‌‌‌ ‍​‌‍​ ‌‍‌‌‌ ​‍‌ ​​‌ ‌​​‍‌‌​ ‌‌‌​​‍‌‌ ‌‍‍ ‌‍‌‌‌ ‍‌​‍‌‌​ ​ ‌​‌​​‍‌‌​ ​ ‌​‌​​‍‌‌​ ​‍​ ​‍​ ‍​‌‍​‌​ ‍‌​ ​‌‌‍​‍‌‍​‍​ ‌‍‌‍​ ​ ​‌​ ‌‌​ ‍​​ ‌​​‍‌‌​ ​‍​ ​‍​‍‌‌​ ‌‌‌​‌​​‍ ‍‌‍​ ‌‍‍​‌‍‍‌‌‍ ​‌‍‌​‌ ​‍‌‍‌‌‌‍ ‍​‍‌‌​ ‌‌‌​​‍‌‌ ‌‍‍ ‌‍‌‌‌ ‍‌​‍‌‌​ ​ ‌​‌​​‍‌‌​ ​ ‌​‌​​‍‌‌​ ​‍​ ​‍‌‍​‌‌‍​‌‌‍​‍‌‍​ ​ ‌‍‌‍‌‌​ ​​​ ‍​‌‍‌‍‌‍‌‌‌‍​ ‌‍​‌​‍‌‌​ ​‍​ ​‍​‍‌‌​ ‌‌‌​‌​​‍ ‍‌ ‌​‌‍‌‌‌ ‍​‌ ‌​​‍‌‍‌ ​​‌‍‌‌‌ ​‍‌ ​ ‌ ​​‌‍‌‌‌‍​ ‌ ‌​‌‍‍‌‌ ‌‍‌‍‌‌​ ‌‌ ​​‌ ‌‌‌‍​‍‌‍ ​‌‍‍‌‌ ​ ‌‍‍​‌‍‌‌‌‍‌​​‍​‍‌ ‌for 2025, with plans to organise various
fundraising initiatives throughout​​​​‌ ‍ ​‍​‍‌‍ ‌ ​‍‌‍‍‌‌‍‌ ‌‍‍‌‌‍ ‍​‍​‍​ ‍‍​‍​‍‌ ​ ‌‍​‌‌‍ ‍‌‍‍‌‌ ‌​‌ ‍‌​‍ ‍‌‍‍‌‌‍ ​‍​‍​‍ ​​‍​‍‌‍‍​‌ ​‍‌‍‌‌‌‍‌‍​‍​‍​ ‍‍​‍​‍​‍ ‌‍​‌‌‍‌​‌‍ ‌‌‍‍‌‌‍ ‍​‍ ‌‍‍‌‌‍ ‍‌ ‌​‌‍‌‌‌‍ ‍‌ ‌​​‍ ‌‍‌‌‌‍‌​‌‍‍‌‌ ‌​​‍ ‌‍ ‌‌‍ ‌‍‌​‌‍‌‌​ ‌‌ ​​‌ ​‍‌‍‌‌‌ ​ ‌‍‌‌‌‍ ‍‌ ‌​‌‍​‌‌ ‌​‌‍‍‌‌‍ ‌‍ ‍​ ‍ ‌‍‍‌‌‍‌​​ ‌‌‍​ ​ ​ ​ ‍‌​ ‍​‌‍‌‌​ ​​‌‍‌‍​ ​ ​‍ ‌​ ​‌‌‍​ ​ ‍​‌‍‌‌​‍ ‌​ ‌​‌‍​ ​ ‍​​ ​‌​‍ ‌​ ‍‌‌‍​‍‌‍‌​‌‍‌‌​‍ ‌​ ‌​​ ‍‌‌‍​ ‌‍‌‍​ ​‍​ ‌ ​ ‍​‌‍​‌​ ​​​ ‌ ‌‍‌‌​ ‌‍​ ‍ ‌ ‌​‌ ‍‌‌ ​​‌‍‌‌​ ‌‌ ​​‌‍ ‌ ​ ‌ ‌​​ ‍ ‌ ​​‌‍​‌‌ ‌​‌‍‍​​ ‌‌‍‌‌‌ ‍​‌‍​ ‌‍‌‌‌ ​‍‌ ​​‌ ‌​​‍‌‌​ ‌‌‌​​‍‌‌ ‌‍‍ ‌‍‌‌‌ ‍‌​‍‌‌​ ​ ‌​‌​​‍‌‌​ ​ ‌​‌​​‍‌‌​ ​‍​ ​‍‌‍‌‌‌‍‌‌​ ‍​​ ​​​ ‌ ‌‍​‌‌‍‌‍​ ‍​​ ‌‍​ ​ ​ ‌‌‌‍​‌​‍‌‌​ ​‍​ ​‍​‍‌‌​ ‌‌‌​‌​​‍ ‍‌‍​ ‌‍‍​‌‍‍‌‌‍ ​‌‍‌​‌ ​‍‌‍‌‌‌‍ ‍​‍‌‌​ ‌‌‌​​‍‌‌ ‌‍‍ ‌‍‌‌‌ ‍‌​‍‌‌​ ​ ‌​‌​​‍‌‌​ ​ ‌​‌​​‍‌‌​ ​‍​ ​‍‌‍‌‍​ ​​​ ‍​​ ‌ ‌‍‌​‌‍‌‍​ ​​​ ​‌​ ‌​‌‍​‍​ ​‌​ ‍​​‍‌‌​ ​‍​ ​‍​‍‌‌​ ‌‌‌​‌​​‍ ‍‌ ‌​‌‍‌‌‌ ‍​‌ ‌​​ ‌‍​‍‌‍​‌‌ ​ ‌‍‌‌‌‌‌‌‌ ​‍‌‍ ​​ ‌​‍‌‌​ ​‍‌​‌‍‌‍​‌‌‍‌​‌‍ ‌‌‍‍‌‌‍ ‍​‍‌‍‌‍‍‌‌‍‌​​ ‌‌‍​ ​ ​ ​ ‍‌​ ‍​‌‍‌‌​ ​​‌‍‌‍​ ​ ​‍ ‌​ ​‌‌‍​ ​ ‍​‌‍‌‌​‍ ‌​ ‌​‌‍​ ​ ‍​​ ​‌​‍ ‌​ ‍‌‌‍​‍‌‍‌​‌‍‌‌​‍ ‌​ ‌​​ ‍‌‌‍​ ‌‍‌‍​ ​‍​ ‌ ​ ‍​‌‍​‌​ ​​​ ‌ ‌‍‌‌​ ‌‍​‍‌‍‌ ‌​‌ ‍‌‌ ​​‌‍‌‌​ ‌‌ ​​‌‍ ‌ ​ ‌ ‌​​‍‌‍‌ ​​‌‍​‌‌ ‌​‌‍‍​​ ‌‌‍‌‌‌ ‍​‌‍​ ‌‍‌‌‌ ​‍‌ ​​‌ ‌​​‍‌‌​ ‌‌‌​​‍‌‌ ‌‍‍ ‌‍‌‌‌ ‍‌​‍‌‌​ ​ ‌​‌​​‍‌‌​ ​ ‌​‌​​‍‌‌​ ​‍​ ​‍‌‍‌‌‌‍‌‌​ ‍​​ ​​​ ‌ ‌‍​‌‌‍‌‍​ ‍​​ ‌‍​ ​ ​ ‌‌‌‍​‌​‍‌‌​ ​‍​ ​‍​‍‌‌​ ‌‌‌​‌​​‍ ‍‌‍​ ‌‍‍​‌‍‍‌‌‍ ​‌‍‌​‌ ​‍‌‍‌‌‌‍ ‍​‍‌‌​ ‌‌‌​​‍‌‌ ‌‍‍ ‌‍‌‌‌ ‍‌​‍‌‌​ ​ ‌​‌​​‍‌‌​ ​ ‌​‌​​‍‌‌​ ​‍​ ​‍‌‍‌‍​ ​​​ ‍​​ ‌ ‌‍‌​‌‍‌‍​ ​​​ ​‌​ ‌​‌‍​‍​ ​‌​ ‍​​‍‌‌​ ​‍​ ​‍​‍‌‌​ ‌‌‌​‌​​‍ ‍‌ ‌​‌‍‌‌‌ ‍​‌ ‌​​‍‌‍‌ ​​‌‍‌‌‌ ​‍‌ ​ ‌ ​​‌‍‌‌‌‍​ ‌ ‌​‌‍‍‌‌ ‌‍‌‍‌‌​ ‌‌ ​​‌ ‌‌‌‍​‍‌‍ ​‌‍‍‌‌ ​ ‌‍‍​‌‍‌‌‌‍‌​​‍​‍‌ ‌the coming months.​​​​‌ ‍ ​‍​‍‌‍ ‌ ​‍‌‍‍‌‌‍‌ ‌‍‍‌‌‍ ‍​‍​‍​ ‍‍​‍​‍‌ ​ ‌‍​‌‌‍ ‍‌‍‍‌‌ ‌​‌ ‍‌​‍ ‍‌‍‍‌‌‍ ​‍​‍​‍ ​​‍​‍‌‍‍​‌ ​‍‌‍‌‌‌‍‌‍​‍​‍​ ‍‍​‍​‍​‍ ‌‍​‌‌‍‌​‌‍ ‌‌‍‍‌‌‍ ‍​‍ ‌‍‍‌‌‍ ‍‌ ‌​‌‍‌‌‌‍ ‍‌ ‌​​‍ ‌‍‌‌‌‍‌​‌‍‍‌‌ ‌​​‍ ‌‍ ‌‌‍ ‌‍‌​‌‍‌‌​ ‌‌ ​​‌ ​‍‌‍‌‌‌ ​ ‌‍‌‌‌‍ ‍‌ ‌​‌‍​‌‌ ‌​‌‍‍‌‌‍ ‌‍ ‍​ ‍ ‌‍‍‌‌‍‌​​ ‌‌‍​ ​ ​ ​ ‍‌​ ‍​‌‍‌‌​ ​​‌‍‌‍​ ​ ​‍ ‌​ ​‌‌‍​ ​ ‍​‌‍‌‌​‍ ‌​ ‌​‌‍​ ​ ‍​​ ​‌​‍ ‌​ ‍‌‌‍​‍‌‍‌​‌‍‌‌​‍ ‌​ ‌​​ ‍‌‌‍​ ‌‍‌‍​ ​‍​ ‌ ​ ‍​‌‍​‌​ ​​​ ‌ ‌‍‌‌​ ‌‍​ ‍ ‌ ‌​‌ ‍‌‌ ​​‌‍‌‌​ ‌‌ ​​‌‍ ‌ ​ ‌ ‌​​ ‍ ‌ ​​‌‍​‌‌ ‌​‌‍‍​​ ‌‌‍‌‌‌ ‍​‌‍​ ‌‍‌‌‌ ​‍‌ ​​‌ ‌​​‍‌‌​ ‌‌‌​​‍‌‌ ‌‍‍ ‌‍‌‌‌ ‍‌​‍‌‌​ ​ ‌​‌​​‍‌‌​ ​ ‌​‌​​‍‌‌​ ​‍​ ​‍​ ​‍​ ‍​​ ​‌‌‍​‌‌‍‌​​ ​ ​ ‍‌‌‍​‌​ ‌‍​ ​​​ ‌‌​ ‍‌​‍‌‌​ ​‍​ ​‍​‍‌‌​ ‌‌‌​‌​​‍ ‍‌‍​ ‌‍‍​‌‍‍‌‌‍ ​‌‍‌​‌ ​‍‌‍‌‌‌‍ ‍​‍‌‌​ ‌‌‌​​‍‌‌ ‌‍‍ ‌‍‌‌‌ ‍‌​‍‌‌​ ​ ‌​‌​​‍‌‌​ ​ ‌​‌​​‍‌‌​ ​‍​ ​‍‌‍‌​​ ‌​​ ​​​ ‌‌​ ‍‌​ ​ ​ ‍​‌‍​ ‌‍‌​‌‍‌‍‌‍​ ​ ​ ​‍‌‌​ ​‍​ ​‍​‍‌‌​ ‌‌‌​‌​​‍ ‍‌ ‌​‌‍‌‌‌ ‍​‌ ‌​​ ‌‍​‍‌‍​‌‌ ​ ‌‍‌‌‌‌‌‌‌ ​‍‌‍ ​​ ‌​‍‌‌​ ​‍‌​‌‍‌‍​‌‌‍‌​‌‍ ‌‌‍‍‌‌‍ ‍​‍‌‍‌‍‍‌‌‍‌​​ ‌‌‍​ ​ ​ ​ ‍‌​ ‍​‌‍‌‌​ ​​‌‍‌‍​ ​ ​‍ ‌​ ​‌‌‍​ ​ ‍​‌‍‌‌​‍ ‌​ ‌​‌‍​ ​ ‍​​ ​‌​‍ ‌​ ‍‌‌‍​‍‌‍‌​‌‍‌‌​‍ ‌​ ‌​​ ‍‌‌‍​ ‌‍‌‍​ ​‍​ ‌ ​ ‍​‌‍​‌​ ​​​ ‌ ‌‍‌‌​ ‌‍​‍‌‍‌ ‌​‌ ‍‌‌ ​​‌‍‌‌​ ‌‌ ​​‌‍ ‌ ​ ‌ ‌​​‍‌‍‌ ​​‌‍​‌‌ ‌​‌‍‍​​ ‌‌‍‌‌‌ ‍​‌‍​ ‌‍‌‌‌ ​‍‌ ​​‌ ‌​​‍‌‌​ ‌‌‌​​‍‌‌ ‌‍‍ ‌‍‌‌‌ ‍‌​‍‌‌​ ​ ‌​‌​​‍‌‌​ ​ ‌​‌​​‍‌‌​ ​‍​ ​‍​ ​‍​ ‍​​ ​‌‌‍​‌‌‍‌​​ ​ ​ ‍‌‌‍​‌​ ‌‍​ ​​​ ‌‌​ ‍‌​‍‌‌​ ​‍​ ​‍​‍‌‌​ ‌‌‌​‌​​‍ ‍‌‍​ ‌‍‍​‌‍‍‌‌‍ ​‌‍‌​‌ ​‍‌‍‌‌‌‍ ‍​‍‌‌​ ‌‌‌​​‍‌‌ ‌‍‍ ‌‍‌‌‌ ‍‌​‍‌‌​ ​ ‌​‌​​‍‌‌​ ​ ‌​‌​​‍‌‌​ ​‍​ ​‍‌‍‌​​ ‌​​ ​​​ ‌‌​ ‍‌​ ​ ​ ‍​‌‍​ ‌‍‌​‌‍‌‍‌‍​ ​ ​ ​‍‌‌​ ​‍​ ​‍​‍‌‌​ ‌‌‌​‌​​‍ ‍‌ ‌​‌‍‌‌‌ ‍​‌ ‌​​‍‌‍‌ ​​‌‍‌‌‌ ​‍‌ ​ ‌ ​​‌‍‌‌‌‍​ ‌ ‌​‌‍‍‌‌ ‌‍‌‍‌‌​ ‌‌ ​​‌ ‌‌‌‍​‍‌‍ ​‌‍‍‌‌ ​ ‌‍‍​‌‍‌‌‌‍‌​​‍​‍‌ ‌
Steve Mantell​​​​‌ ‍ ​‍​‍‌‍ ‌ ​‍‌‍‍‌‌‍‌ ‌‍‍‌‌‍ ‍​‍​‍​ ‍‍​‍​‍‌ ​ ‌‍​‌‌‍ ‍‌‍‍‌‌ ‌​‌ ‍‌​‍ ‍‌‍‍‌‌‍ ​‍​‍​‍ ​​‍​‍‌‍‍​‌ ​‍‌‍‌‌‌‍‌‍​‍​‍​ ‍‍​‍​‍​‍ ‌‍​‌‌‍‌​‌‍ ‌‌‍‍‌‌‍ ‍​‍ ‌‍‍‌‌‍ ‍‌ ‌​‌‍‌‌‌‍ ‍‌ ‌​​‍ ‌‍‌‌‌‍‌​‌‍‍‌‌ ‌​​‍ ‌‍ ‌‌‍ ‌‍‌​‌‍‌‌​ ‌‌ ​​‌ ​‍‌‍‌‌‌ ​ ‌‍‌‌‌‍ ‍‌ ‌​‌‍​‌‌ ‌​‌‍‍‌‌‍ ‌‍ ‍​ ‍ ‌‍‍‌‌‍‌​​ ‌‌‍‌​‌‍‌‍​ ‍​​ ‍‌​ ​​​ ​‍​ ‌​​ ​‍​‍ ‌​ ​ ​ ‌‍​ ​‌​ ​‌​‍ ‌​ ‌​​ ‌‌​ ​ ​ ‌ ​‍ ‌​ ‍​‌‍‌‌​ ‌‌‌‍​‍​‍ ‌‌‍​ ​ ‌ ​ ‌‌‌‍‌‍‌‍​‍​ ‌‍‌‍‌‍‌‍‌​‌‍‌‍‌‍‌‍‌‍​‌​ ‍‌​ ‍ ‌ ‌​‌ ‍‌‌ ​​‌‍‌‌​ ‌‌‍​‌‌ ‌‌‌ ‌​‌‍‍​‌‍ ‌ ​‍​ ‍ ‌ ​​‌‍​‌‌ ‌​‌‍‍​​ ‌‌‍ ‍‌‍​‌‌‍ ‌‌‍‌‌​ ‌‍​‍‌‍​‌‌ ​ ‌‍‌‌‌‌‌‌‌ ​‍‌‍ ​​ ‌​‍‌‌​ ​‍‌​‌‍‌‍​‌‌‍‌​‌‍ ‌‌‍‍‌‌‍ ‍​‍‌‍‌‍‍‌‌‍‌​​ ‌‌‍‌​‌‍‌‍​ ‍​​ ‍‌​ ​​​ ​‍​ ‌​​ ​‍​‍ ‌​ ​ ​ ‌‍​ ​‌​ ​‌​‍ ‌​ ‌​​ ‌‌​ ​ ​ ‌ ​‍ ‌​ ‍​‌‍‌‌​ ‌‌‌‍​‍​‍ ‌‌‍​ ​ ‌ ​ ‌‌‌‍‌‍‌‍​‍​ ‌‍‌‍‌‍‌‍‌​‌‍‌‍‌‍‌‍‌‍​‌​ ‍‌​‍‌‍‌ ‌​‌ ‍‌‌ ​​‌‍‌‌​ ‌‌‍​‌‌ ‌‌‌ ‌​‌‍‍​‌‍ ‌ ​‍​‍‌‍‌ ​​‌‍​‌‌ ‌​‌‍‍​​ ‌‌‍ ‍‌‍​‌‌‍ ‌‌‍‌‌​‍‌‍‌ ​​‌‍‌‌‌ ​‍‌ ​ ‌ ​​‌‍‌‌‌‍​ ‌ ‌​‌‍‍‌‌ ‌‍‌‍‌‌​ ‌‌ ​​‌ ‌‌‌‍​‍‌‍ ​‌‍‍‌‌ ​ ‌‍‍​‌‍‌‌‌‍‌​​‍​‍‌ ‌
02 Jul 2025
•
2 min read